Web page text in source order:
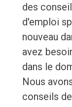
des
d'emploi
nouveau
avez
dans le
Nous
conseils